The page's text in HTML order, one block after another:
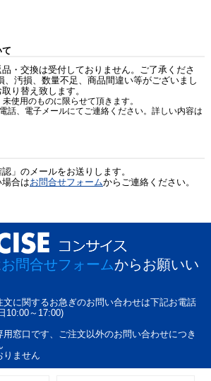
・交換は受付しておりません。ご了承くださ
、汚損、数量不足、商品間違い等がございまし
り替え致します。
使用のものに限らせて頂きます。
話、電子メールにてご連絡ください。詳しい内容は
」のメールをお送りします。
合はお問合せフォームからご連絡ください。
お問合せフォームからお願いい
文に関するお急ぎのお問い合わせは下記お電話
10:00～17:00)
窓口です、ご注文以外のお問い合わせにつき
ません